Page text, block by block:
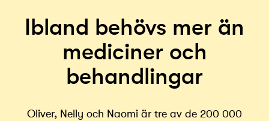
Ibland behövs mer än
mediciner och
behandlingar
Oliver, Nelly och Naomi är tre av de 200 000